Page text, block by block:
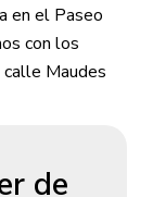
en el Paseo
con los
Maudes
de